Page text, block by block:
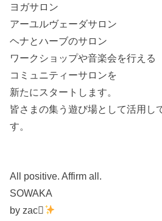
ヨガサロン
アーユルヴェーダサロン
ヘナとハーブのサロン
ワークショップや音楽会を行える
コミュニティーサロンを
新たにスタートします。
皆さまの集う遊び場として活用し
す。
All positive. Affirm all.
SOWAKA
by zac